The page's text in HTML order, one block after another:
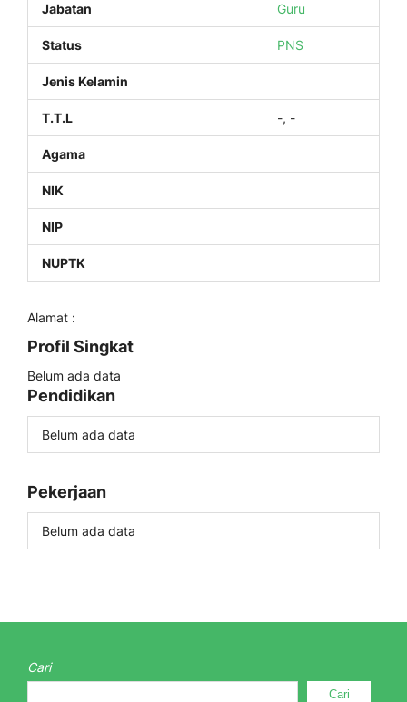
Jabatan Guru
Status PNS
Jenis Kelamin
T.T.L -, -
Agama
NIK
NIP
NUPTK
Alamat :
Profil Singkat
Belum ada data
Pendidikan
Belum ada data
Pekerjaan
Belum ada data
Cari
Cari